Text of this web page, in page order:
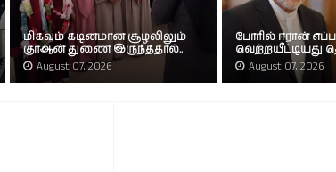
மிகவும் கடினமான சூழலிலும்
குர்ஆன் துணை இருந்ததால்..
August 07, 2026
போரில் ஈரான்
வெற்றயீட்டியது
August 07, 2026